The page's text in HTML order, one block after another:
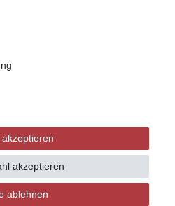
akzeptieren
ablehnen
akzeptieren
widerrufen